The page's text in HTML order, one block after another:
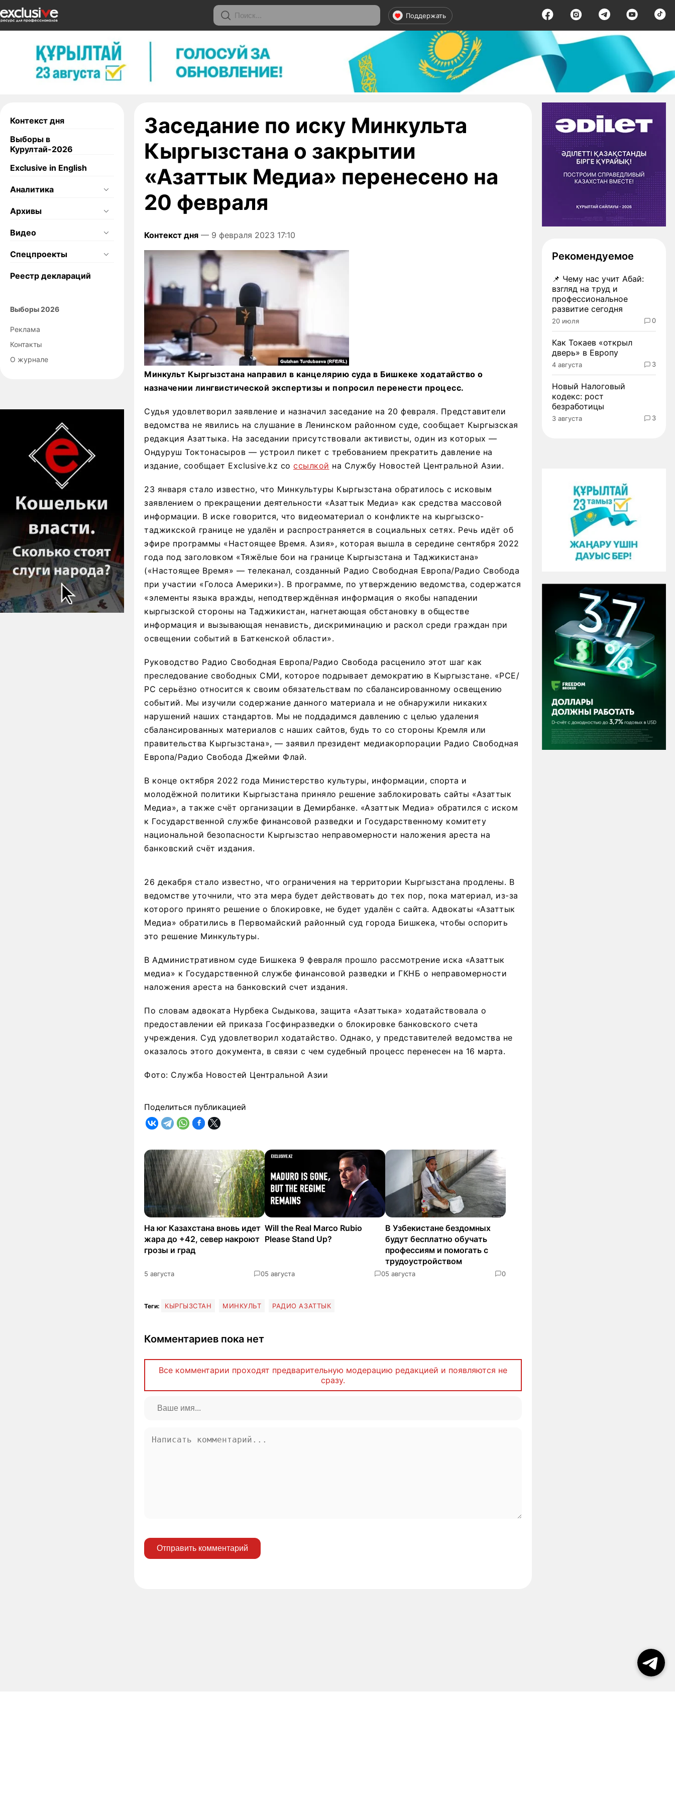
Поддержать
Контекст дня
Выборы в
Курултай-2026
Exclusive in English
Аналитика
Архивы
Видео
Спецпроекты
Реестр деклараций
Выборы 2026
Реклама
Контакты
О журнале
Заседание по иску Минкульта
Кыргызстана о закрытии
«Азаттык Медиа» перенесено на
20 февраля
Контекст дня — 9 февраля 2023 17:10
Минкульт Кыргызстана направил в канцелярию суда в Бишкеке ходатайство о
назначении лингвистической экспертизы и попросил перенести процесс.
Судья удовлетворил заявление и назначил заседание на 20 февраля. Представители
ведомства не явились на слушание в Ленинском районном суде, сообщает Кыргызская
редакция Азаттыка. На заседании присутствовали активисты, один из которых —
Ондуруш Токтонасыров — устроил пикет с требованием прекратить давление на
издание, сообщает Exclusive.kz со ссылкой на Службу Новостей Центральной Азии.
23 января стало известно, что Минкультуры Кыргызстана обратилось с исковым
заявлением о прекращении деятельности «Азаттык Медиа» как средства массовой
информации. В иске говорится, что видеоматериал о конфликте на кыргызско-
таджикской границе не удалён и распространяется в социальных сетях. Речь идёт об
эфире программы «Настоящее Время. Азия», которая вышла в середине сентября 2022
года под заголовком «Тяжёлые бои на границе Кыргызстана и Таджикистана»
(«Настоящее Время» — телеканал, созданный Радио Свободная Европа/Радио Свобода
при участии «Голоса Америки»). В программе, по утверждению ведомства, содержатся
«элементы языка вражды, неподтверждённая информация о якобы нападении
кыргызской стороны на Таджикистан, нагнетающая обстановку в обществе
информация и вызывающая ненависть, дискриминацию и раскол среди граждан при
освещении событий в Баткенской области».
Руководство Радио Свободная Европа/Радио Свобода расценило этот шаг как
преследование свободных СМИ, которое подрывает демократию в Кыргызстане. «РСЕ/
РС серьёзно относится к своим обязательствам по сбалансированному освещению
событий. Мы изучили содержание данного материала и не обнаружили никаких
нарушений наших стандартов. Мы не поддадимся давлению с целью удаления
сбалансированных материалов с наших сайтов, будь то со стороны Кремля или
правительства Кыргызстана», — заявил президент медиакорпорации Радио Свободная
Европа/Радио Свобода Джейми Флай.
В конце октября 2022 года Министерство культуры, информации, спорта и
молодёжной политики Кыргызстана приняло решение заблокировать сайты «Азаттык
Медиа», а также счёт организации в Демирбанке. «Азаттык Медиа» обратился с иском
к Государственной службе финансовой разведки и Государственному комитету
национальной безопасности Кыргызстао неправомерности наложения ареста на
банковский счёт издания.
26 декабря стало известно, что ограничения на территории Кыргызстана продлены. В
ведомстве уточнили, что эта мера будет действовать до тех пор, пока материал, из-за
которого принято решение о блокировке, не будет удалён с сайта. Адвокаты «Азаттык
Медиа» обратились в Первомайский районный суд города Бишкека, чтобы оспорить
это решение Минкультуры.
В Административном суде Бишкека 9 февраля прошло рассмотрение иска «Азаттык
медиа» к Государственной службе финансовой разведки и ГКНБ о неправомерности
наложения ареста на банковский счет издания.
По словам адвоката Нурбека Сыдыкова, защита «Азаттыка» ходатайствовала о
предоставлении ей приказа Госфинразведки о блокировке банковского счета
учреждения. Суд удовлетворил ходатайство. Однако, у представителей ведомства не
оказалось этого документа, в связи с чем судебный процесс перенесен на 16 марта.
Фото: Служба Новостей Центральной Азии
Поделиться публикацией
На юг Казахстана вновь идет
жара до +42, север накроют
грозы и град
5 августа 0
Will the Real Marco Rubio
Please Stand Up?
5 августа 0
В Узбекистане бездомных
будут бесплатно обучать
профессиям и помогать с
трудоустройством
5 августа 0
Теги: КЫРГЫЗСТАН МИНКУЛЬТ РАДИО АЗАТТЫК
Комментариев пока нет
Все комментарии проходят предварительную модерацию редакцией и появляются не
сразу.
Отправить комментарий
Рекомендуемое
📌 Чему нас учит Абай:
взгляд на труд и
профессиональное
развитие сегодня
20 июля 0
Как Токаев «открыл
дверь» в Европу
4 августа 3
Новый Налоговый
кодекс: рост
безработицы
3 августа 3